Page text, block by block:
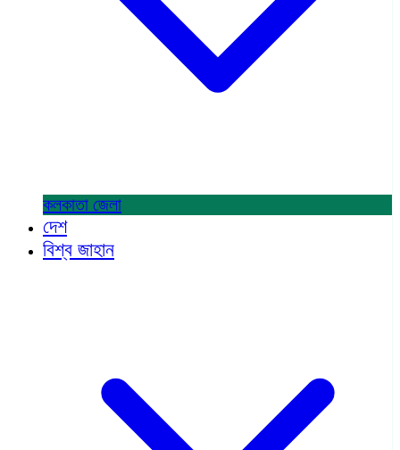
কলকাতা জেলা
দেশ
বিশ্ব জাহান